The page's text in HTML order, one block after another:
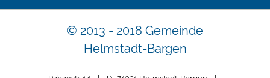
© 2013 - 2018 Gemeinde
Helmstadt-Bargen